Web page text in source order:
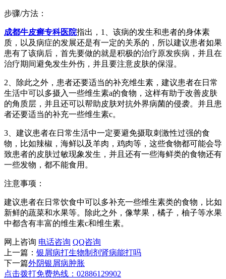
步骤/方法：
成都牛皮癣专科医院指出，1、该病的发生和患者的身体素
质，以及病症的发展还是有一定的关系的，所以建议患者如果
患有了该病后，首先要做的就是积极的治疗原发疾病，并且在
治疗期间避免发生外伤，并且要注意皮肤的保湿。
2、除此之外，患者还要适当的补充维生素，建议患者在日常
生活中可以多摄入一些维生素a的食物，这样有助于改善皮肤
的角质层，并且还可以帮助皮肤对抗外界病菌的侵袭。并且患
者还要适当的补充一些维生素c。
3、建议患者在日常生活中一定要避免摄取刺激性过强的食
物，比如辣椒，海鲜以及羊肉，鸡肉等，这些食物都可能会导
致患者的皮肤过敏现象发生，并且还有一些海鲜类的食物还有
一些发物，都不能食用。
注意事项：
建议患者在日常饮食中可以多补充一些维生素类的食物，比如
新鲜的蔬菜和水果等。除此之外，像苹果，橘子，柚子等水果
中都含有丰富的维生素c和维生素。
网上咨询 电话咨询 QQ咨询
上一篇： 银屑病打生物制剂肾病能打吗
下一篇外阴银屑病肿胀
点击拨打免费热线：02886129902